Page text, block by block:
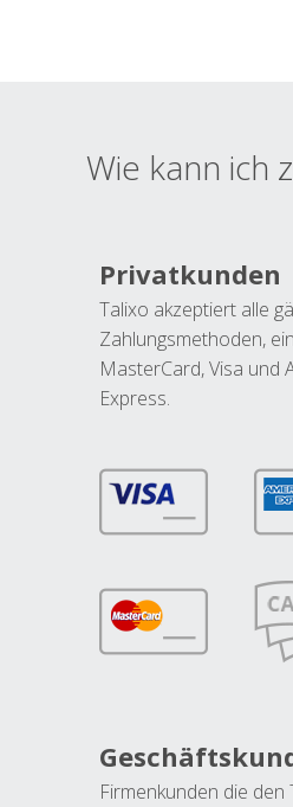
Wie kann ich
Privatkunden
Talixo akzeptiert alle
Zahlungsmethoden,
MasterCard, Visa und
Express.
Firmenkunden die den